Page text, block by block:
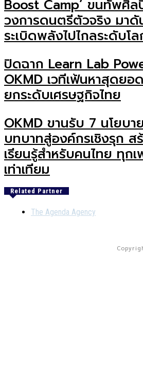
Boost Camp’ ขนทัพศิล
วงการดนตรีตัวจริง มา
ระเบิดพลังไปไกลระดับโ
ปิดฉาก Learn Lab
OKMD เวทีเฟ้นหาสุดย
ยกระดับเศรษฐกิจไทย
OKMD ขานรับ 7 นโยบ
บทบาทสู่องค์กรเชิงรุก ส
เรียนรู้สำหรับคนไทย ทุก
เท่าเทียม
Related Partner
The Agenda Agency